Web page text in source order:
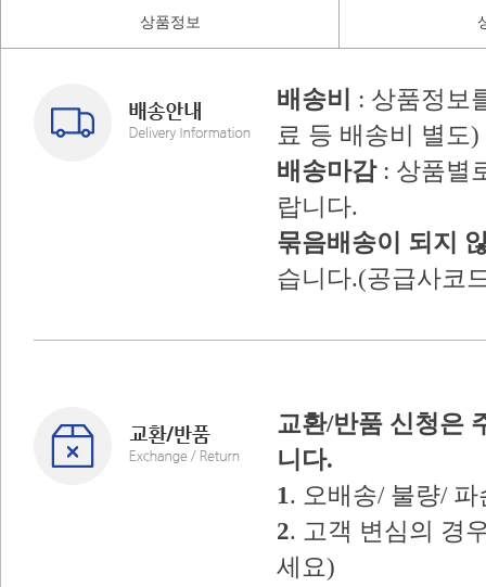
상품정보
배송비
: 상품정보
료 등 배송비 별도)
배송마감: 상품별
랍니다.
묶음배송이 되지
습니다.(공급사코
교환/반품 신청은
니다.
1. 오배송/ 불량/
2. 고객 변심의 경
세요)